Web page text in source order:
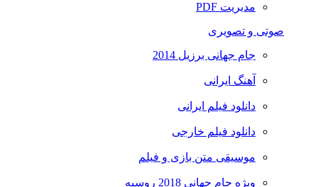
مدیریت PDF
صوتی و تصویری
جام جهانی برزیل 2014
آهنگ ایرانی
دانلود فیلم ایرانی
دانلود فیلم خارجی
موسیقی متن بازی و فیلم
ویژه جام جهانی 2018 روسیه